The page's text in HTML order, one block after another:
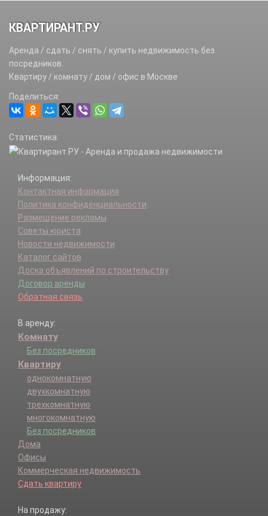
КВАРТИРАНТ.РУ
Аренда / сдать / снять / купить недвижимость без
посредников.
Квартиру / комнату / дом / офис в Москве
Поделиться:
Статистика:
Информация:
Контактная информация
Политика конфиденциальности
Размещение рекламы
Советы юриста
Новости недвижимости
Каталог сайтов
Доска объявлений по строительству
Договор аренды
Обратная связь
В аренду:
Комнату
Без посредников
Квартиру
однокомнатную
двухкомнатную
трехкомнатную
многокомнатную
Без посредников
Дома
Офисы
Коммерческая недвижимость
Сдать квартиру
На продажу: